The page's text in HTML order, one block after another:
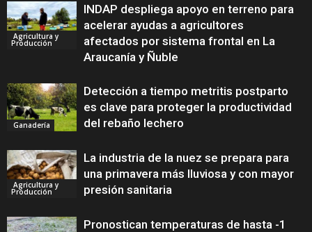
Agricultura y
Producción
INDAP despliega apoyo en terreno para
acelerar ayudas a agricultores
afectados por sistema frontal en La
Araucanía y Ñuble
Ganadería
Detección a tiempo metritis postparto
es clave para proteger la productividad
del rebaño lechero
Agricultura y
Producción
La industria de la nuez se prepara para
una primavera más lluviosa y con mayor
presión sanitaria
Pronostican temperaturas de hasta -1